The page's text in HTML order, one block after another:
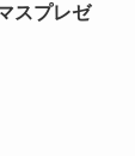
スプレゼ